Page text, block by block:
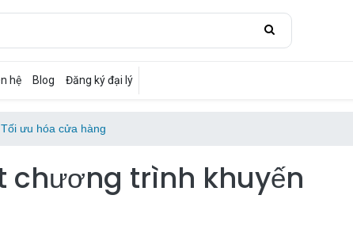
hệ Blog Đăng ký đại lý
Tối ưu hóa cửa hàng
chương trình khuyến